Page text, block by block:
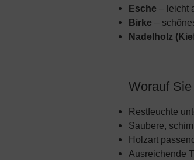
Esche – leicht
Birke –
Nadelholz
Worauf
Restfeuchte
Saubere,
Holzart
Ausreichende